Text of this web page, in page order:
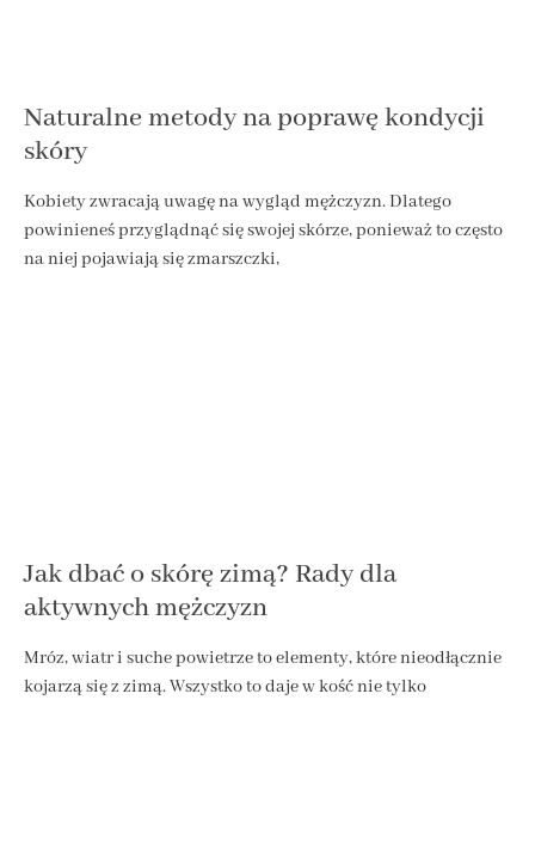
Naturalne metody na poprawę kondycji
skóry
Kobiety zwracają uwagę na wygląd mężczyzn. Dlatego
powinieneś przyglądnąć się swojej skórze, ponieważ to często
na niej pojawiają się zmarszczki,
Jak dbać o skórę zimą? Rady dla
aktywnych mężczyzn
Mróz, wiatr i suche powietrze to elementy, które nieodłącznie
kojarzą się z zimą. Wszystko to daje w kość nie tylko